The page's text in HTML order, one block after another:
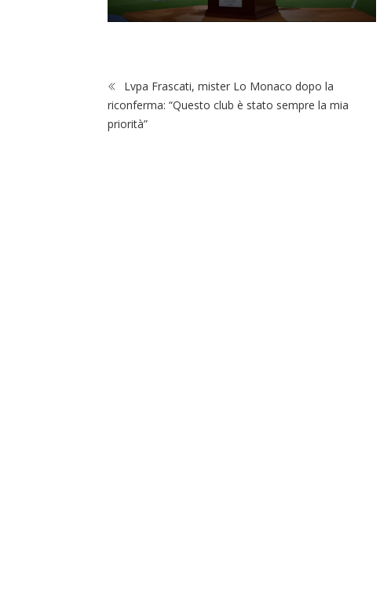
Lvpa Frascati, mister Lo Monaco dopo la
riconferma: “Questo club è stato sempre la mia
priorità”